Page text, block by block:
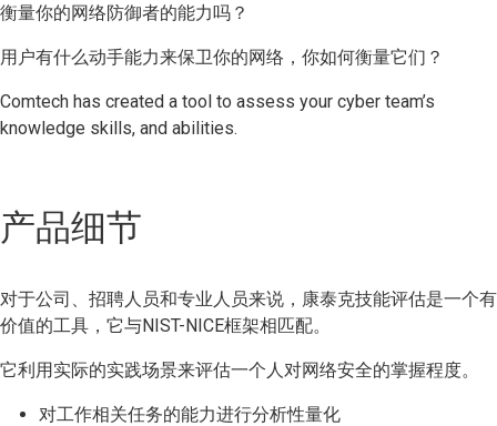
衡量你的网络防御者的能力吗？
用户有什么动手能力来保卫你的网络，你如何衡量它们？
Comtech has created a tool to assess your cyber team’s
knowledge skills, and abilities.
产品细节
对于公司、招聘人员和专业人员来说，康泰克技能评估是一个有
价值的工具，它与NIST-NICE框架相匹配。
它利用实际的实践场景来评估一个人对网络安全的掌握程度。
对工作相关任务的能力进行分析性量化